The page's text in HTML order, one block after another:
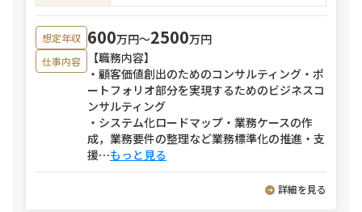
想定年収 600万円〜2500万円
仕事内容
【職務内容】
・顧客価値創出のためのコンサルティング・ポ
ートフォリオ部分を実現するためのビジネスコ
ンサルティング
・システム化ロードマップ・業務ケースの作
成，業務要件の整理など業務標準化の推進・支
援⋯もっと見る
詳細を見る